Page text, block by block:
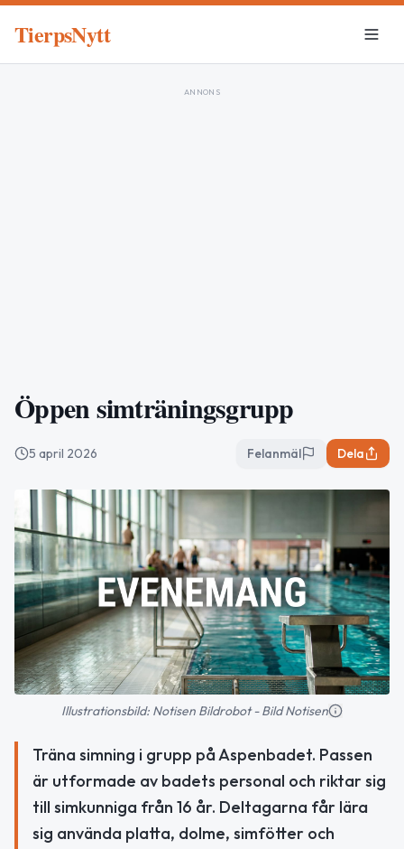
TierpsNytt
ANNONS
Öppen simträningsgrupp
5 april 2026 Felanmäl Dela
Illustrationsbild: Notisen Bildrobot - Bild Notisen
Träna simning i grupp på Aspenbadet. Passen
är utformade av badets personal och riktar sig
till simkunniga från 16 år. Deltagarna får lära
sig använda platta, dolme, simfötter och